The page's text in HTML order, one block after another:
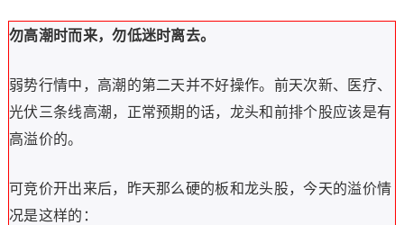
勿高潮时而来，勿低迷时离去。
弱势行情中，高潮的第二天并不好操作。 前天次新、 医疗、
光伏三条线高潮，正常预期的话，龙头和前排个股应该是有
高溢价的。
可竞价开出来后，昨天那么硬的板和龙头股，今天的溢价情
况是这样的：